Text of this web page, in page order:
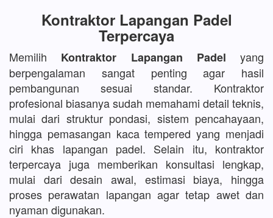
Kontraktor Lapangan Padel
Terpercaya
Memilih Kontraktor Lapangan Padel yang
berpengalaman sangat penting agar hasil
pembangunan sesuai standar. Kontraktor
profesional biasanya sudah memahami detail teknis,
mulai dari struktur pondasi, sistem pencahayaan,
hingga pemasangan kaca tempered yang menjadi
ciri khas lapangan padel. Selain itu, kontraktor
terpercaya juga memberikan konsultasi lengkap,
mulai dari desain awal, estimasi biaya, hingga
proses perawatan lapangan agar tetap awet dan
nyaman digunakan.